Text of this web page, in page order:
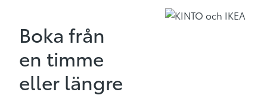
Boka från
en timme
eller längre